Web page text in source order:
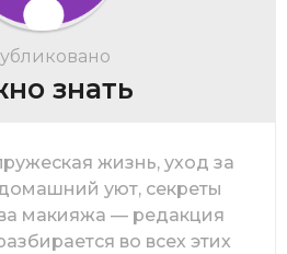
знать
жизнь, уход за
уют, секреты
макияжа — редакция
во всех этих